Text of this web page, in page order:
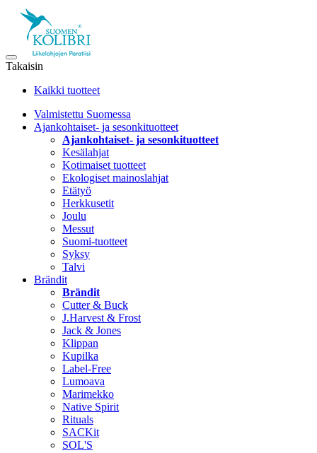
Takaisin
Kaikki tuotteet
Valmistettu Suomessa
Ajankohtaiset- ja sesonkituotteet
Ajankohtaiset- ja sesonkituotteet
Kesälahjat
Kotimaiset tuotteet
Ekologiset mainoslahjat
Etätyö
Herkkusetit
Joulu
Messut
Suomi-tuotteet
Syksy
Talvi
Brändit
Brändit
Cutter & Buck
J.Harvest & Frost
Jack & Jones
Klippan
Kupilka
Label-Free
Lumoava
Marimekko
Native Spirit
Rituals
SACKit
SOL'S